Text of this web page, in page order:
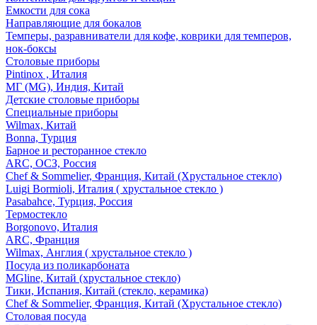
Емкости для сока
Направляющие для бокалов
Темперы, разравниватели для кофе, коврики для темперов,
нок-боксы
Столовые приборы
Pintinox , Италия
МГ (MG), Индия, Китай
Детские столовые приборы
Специальные приборы
Wilmax, Китай
Bonna, Турция
Барное и ресторанное стекло
ARC, ОСЗ, Россия
Chef & Sommelier, Франция, Китай (Хрустальное стекло)
Luigi Bormioli, Италия ( хрустальное стекло )
Pasabahce, Турция, Россия
Термостекло
Borgonovo, Италия
ARC, Франция
Wilmax, Англия ( хрустальное стекло )
Посуда из поликарбоната
MGline, Китай (хрустальное стекло)
Тики, Испания, Китай (стекло, керамика)
Chef & Sommelier, Франция, Китай (Хрустальное стекло)
Столовая посуда